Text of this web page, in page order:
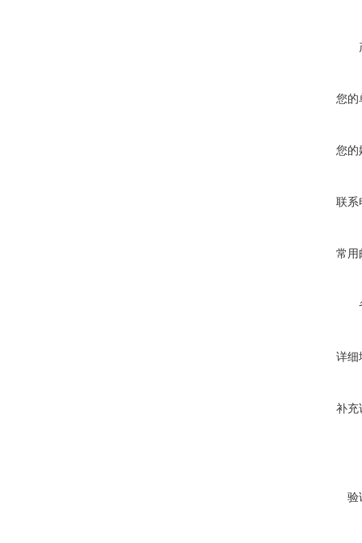
您的
您的
联系
常用
详细
补充
验